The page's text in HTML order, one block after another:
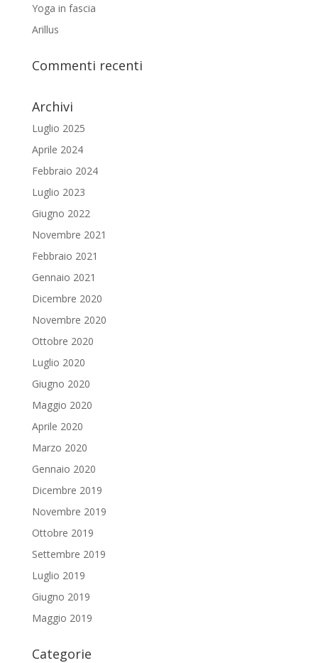
Yoga in fascia
Arillus
Commenti recenti
Archivi
Luglio 2025
Aprile 2024
Febbraio 2024
Luglio 2023
Giugno 2022
Novembre 2021
Febbraio 2021
Gennaio 2021
Dicembre 2020
Novembre 2020
Ottobre 2020
Luglio 2020
Giugno 2020
Maggio 2020
Aprile 2020
Marzo 2020
Gennaio 2020
Dicembre 2019
Novembre 2019
Ottobre 2019
Settembre 2019
Luglio 2019
Giugno 2019
Maggio 2019
Categorie